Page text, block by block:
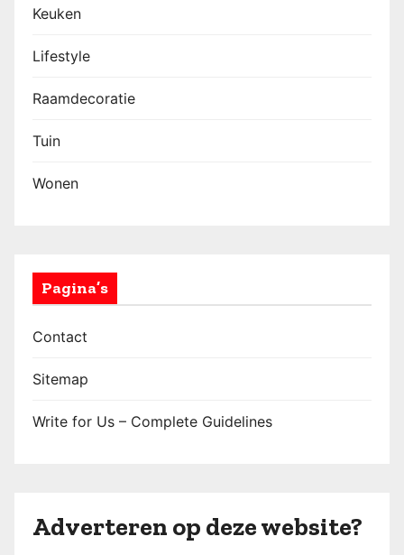
Keuken
Lifestyle
Raamdecoratie
Tuin
Wonen
Pagina’s
Contact
Sitemap
Write for Us – Complete Guidelines
Adverteren op deze website?